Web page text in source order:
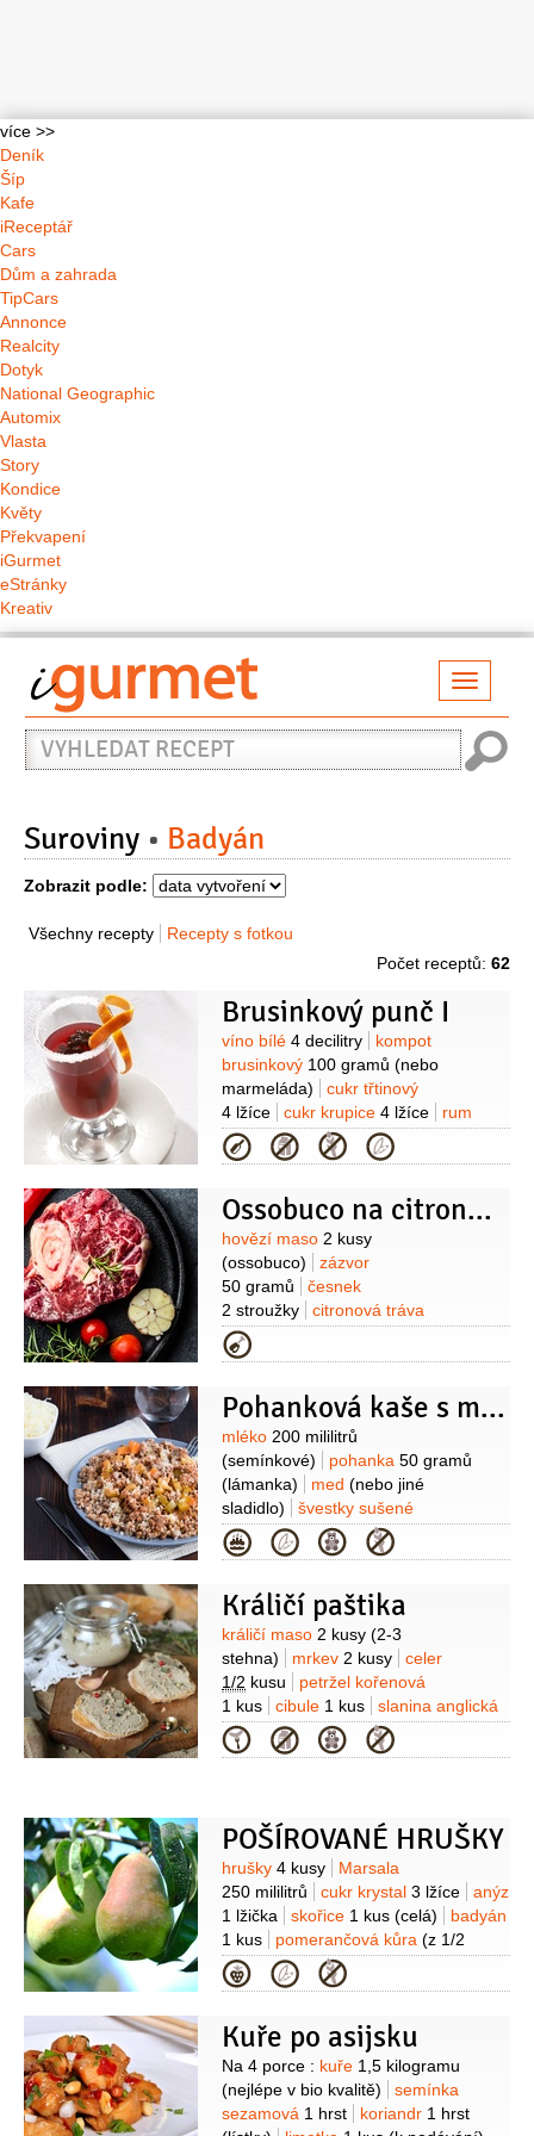
více >>
Deník
Šíp
Kafe
iReceptář
Cars
Dům a zahrada
TipCars
Annonce
Realcity
Dotyk
National Geographic
Automix
Vlasta
Story
Kondice
Květy
Překvapení
iGurmet
eStránky
Kreativ
Vyhledat
recept
Suroviny Badyán
Zobrazit podle:
Všechny recepty
Recepty s fotkou
Počet receptů: 62
Brusinkový punč I
Suroviny
víno bílé 4 decilitry
kompot
brusinkový 100 gramů (nebo
marmeláda)
cukr třtinový
4 lžíce
cukr krupice 4 lžíce
rum
0,4 decilitru
(jamajský)
1/2kusu badyán4 kusy
skořice
(chemicky neošetřená)
Kategorie
Ossobuco na citronové trávě, vanilce a badyánu I
Suroviny
hovězí maso 2 kusy
(ossobuco)
zázvor
50 gramů
česnek
2 stroužky
citronová tráva
2 kusy
chilli červená1 kus
cibule
2 snítky
Kategorie
Pohanková kaše s mákem a badyánem
Suroviny
mléko 200 mililitrů
(semínkové)
pohanka 50 gramů
(lámanka)
med (nebo jiné
sladidlo)
švestky sušené
4 kusy
mák1 lžíce
(nemletý)
badyán1 kus
sůl
Kategorie
Králičí paštika
Suroviny
králičí maso 2 kusy (2-3
stehna)
mrkev 2 kusy
celer
1/2 kusu
petržel kořenová
1 kus
cibule 1 kus
slanina anglická
150 gramů
špek 100 gramů
2 kusy
vývar200 mililitrů (masový)
Kategorie
POŠÍROVANÉ HRUŠKY
Suroviny
hrušky 4 kusy
Marsala
250 mililitrů
cukr krystal 3 lžíce
anýz
1 lžička
skořice 1 kus (celá)
badyán
1 kus
pomerančová kůra (z 1/2
pomeranče)
šťáva citronová
citronu)
nové koření1/4lžičky
šlehání 450 mililitrů
cukr krystal
60 gramů
semínka(z 1 vanilkového
lusku)
máslo100 gramů
Kategorie
Kuře po asijsku
Suroviny
Na 4 porce : kuře 1,5 kilogramu
(nejlépe v bio kvalitě)
semínka
sezamová 1 hrst koriandr 1 hrst